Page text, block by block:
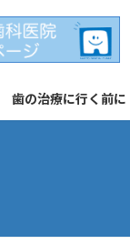
歯の治療に行く前に